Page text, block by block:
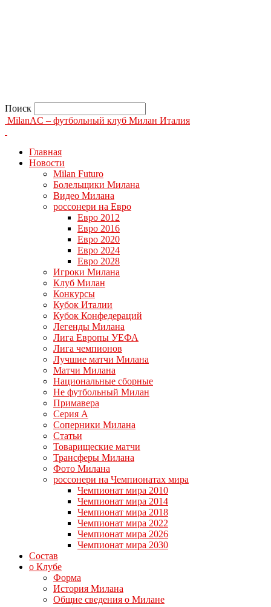
Поиск
MilanAC – футбольный клуб Милан Италия
Главная
Новости
Milan Futuro
Болельщики Милана
Видео Милана
россонери на Евро
Евро 2012
Евро 2016
Евро 2020
Евро 2024
Евро 2028
Игроки Милана
Клуб Милан
Конкурсы
Кубок Италии
Кубок Конфедераций
Легенды Милана
Лига Европы УЕФА
Лига чемпионов
Лучшие матчи Милана
Матчи Милана
Национальные сборные
Не футбольный Милан
Примавера
Серия А
Соперники Милана
Статьи
Товарищеские матчи
Трансферы Милана
Фото Милана
россонери на Чемпионатах мира
Чемпионат мира 2010
Чемпионат мира 2014
Чемпионат мира 2018
Чемпионат мира 2022
Чемпионат мира 2026
Чемпионат мира 2030
Состав
о Клубе
Форма
История Милана
Общие сведения о Милане